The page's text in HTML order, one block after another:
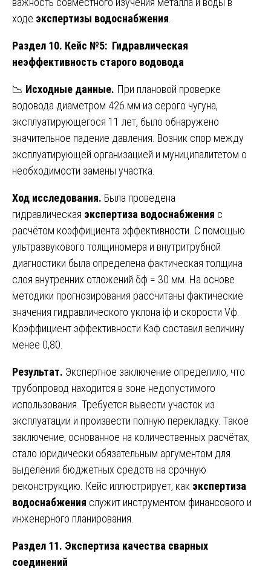
ходе экспертизы водоснабжения
Раздел 10. Кейс №5: Гидравлическая
неэффективность старого водовода
📉 Исходные данные. При плановой проверке
водовода диаметром 426 мм из серого чугуна,
эксплуатирующегося 11 лет, было обнаружено
значительное падение давления. Возник спор между
эксплуатирующей организацией и муниципалитетом о
необходимости замены участка.
Ход исследования. Была проведена
гидравлическая экспертиза водоснабжения с
расчётом коэффициента эффективности. С помощью
ультразвукового толщиномера и внутритрубной
диагностики была определена фактическая толщина
слоя внутренних отложений δф = 30 мм. На основе
методики прогнозирования рассчитаны фактические
значения гидравлического уклона iф и скорости Vф.
Коэффициент эффективности Kэф составил величину
менее 0,80.
Результат. Экспертное заключение определило, что
трубопровод находится в зоне недопустимого
использования. Требуется вывести участок из
эксплуатации и произвести полную перекладку. Такое
заключение, основанное на количественных расчётах,
стало юридически обязательным аргументом для
выделения бюджетных средств на срочную
реконструкцию. Кейс иллюстрирует, как экспертиза
водоснабжения служит инструментом финансового и
инженерного планирования.
Раздел 11. Экспертиза качества сварных
соединений